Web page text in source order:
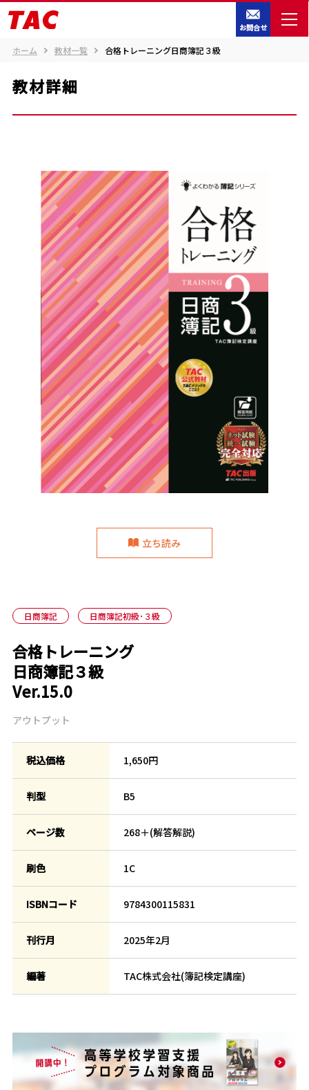
お問合せ
ホーム 教材一覧 合格トレーニング日商簿記３級
教材詳細
立ち読み
日商簿記 日商簿記初級･３級
合格トレーニング
日商簿記３級
Ver.15.0
アウトプット
税込価格 1,650円
判型 B5
ページ数 268＋(解答解説)
刷色 1C
ISBNコード 9784300115831
刊行月 2025年2月
編著 TAC株式会社(簿記検定講座)